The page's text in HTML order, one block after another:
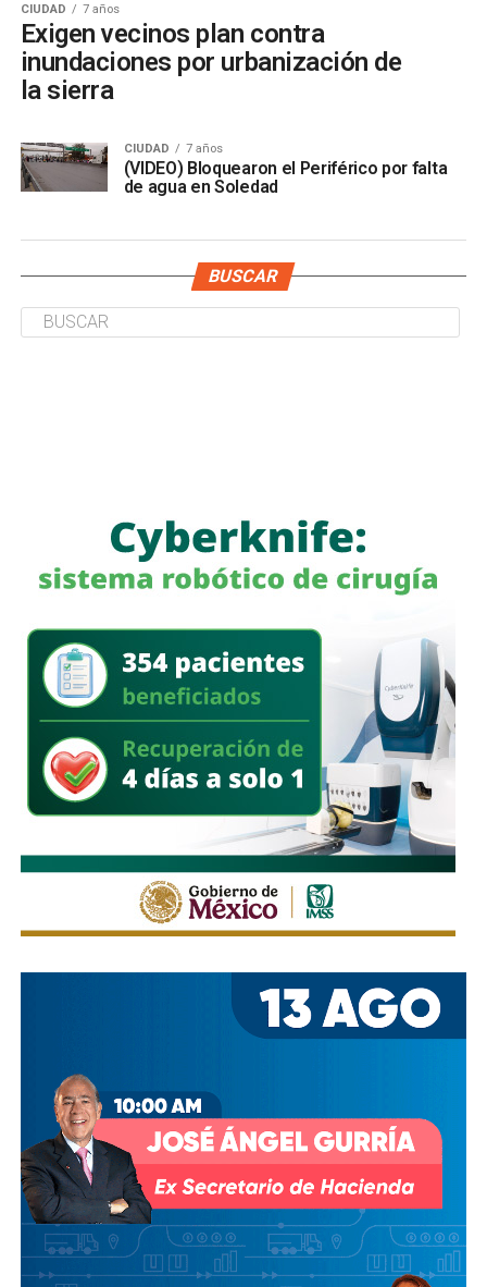
CIUDAD 7 años
Exigen vecinos plan contra
inundaciones por urbanización de
la sierra
CIUDAD 7 años
(VIDEO) Bloquearon el Periférico por falta
de agua en Soledad
BUSCAR